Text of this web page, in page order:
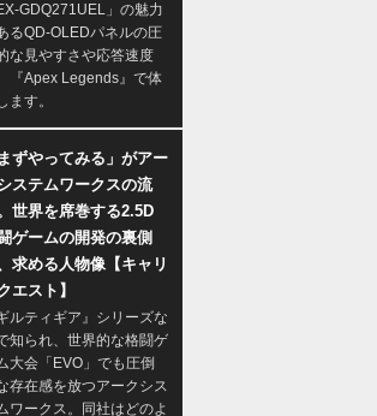
EX-GDQ271UEL」の魅力
るQD-OLEDパネルの圧
な見やすさや応答速度
『Apex Legends』で体
ます。
まずやってみる」がアー
ステムワークスの流
世界を席巻する2.5D
ゲームの開発の裏側
求める人物像【キャリ
エスト】
ギルティギア』シリーズな
知られ、世界的な格闘ゲ
大会「EVO」でも圧倒
存在感を放つアークシス
ワークス。同社はどのよ